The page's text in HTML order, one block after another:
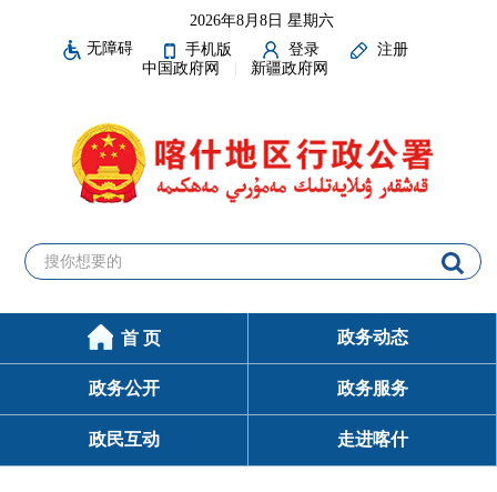
2026年8月8日 星期六
无障碍
手机版 登录
注册
中国政府网
新疆政府网
首 页 政务动态
政务公开 政务服务
政民互动 走进喀什